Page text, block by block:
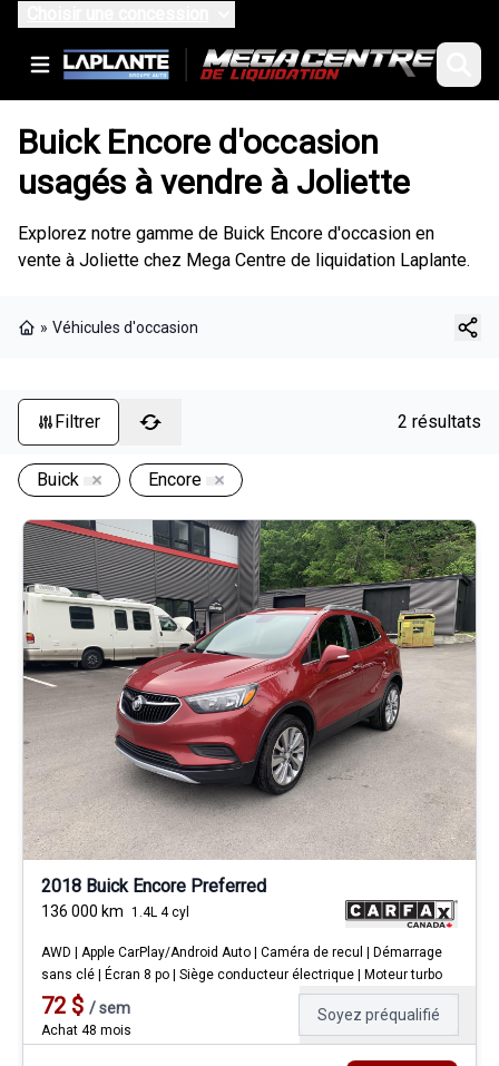
Buick Encore d'occasion
usagés à vendre à Joliette
Explorez notre gamme de Buick Encore d'occasion en
vente à Joliette chez Mega Centre de liquidation Laplante.
» Véhicules d'occasion
Filtrer 2 résultats
Buick Encore
2018 Buick Encore Preferred
136 000 km 1.4L 4 cyl
AWD | Apple CarPlay/Android Auto | Caméra de recul | Démarrage
sans clé | Écran 8 po | Siège conducteur électrique | Moteur turbo
72 $ /sem
Achat 48 mois
Soyez préqualifié